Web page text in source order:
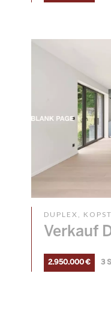
DUPLEX,
Verkauf
2.950.000 € 3